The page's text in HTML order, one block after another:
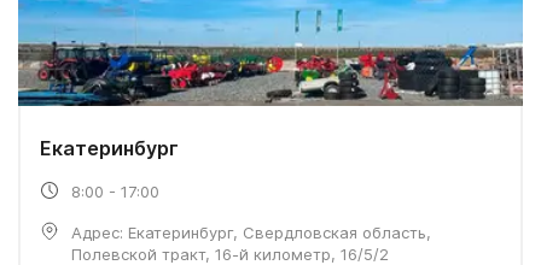
Екатеринбург
8:00 - 17:00
Адрес: Екатеринбург, Свердловская область,
Полевской тракт, 16-й километр, 16/5/2